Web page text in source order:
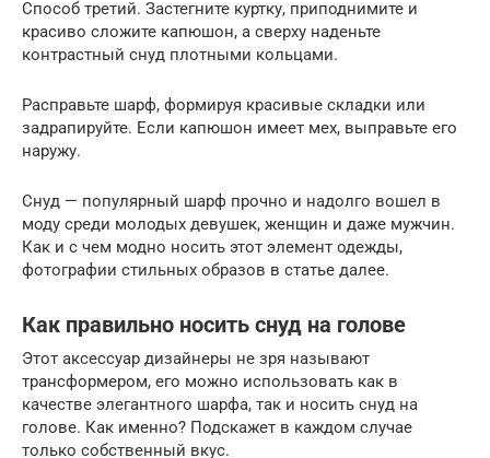
Способ третий. Застегните куртку, приподнимите и
красиво сложите капюшон, а сверху наденьте
контрастный снуд плотными кольцами.
Расправьте шарф, формируя красивые складки или
задрапируйте. Если капюшон имеет мех, выправьте его
наружу.
Снуд — популярный шарф прочно и надолго вошел в
моду среди молодых девушек, женщин и даже мужчин.
Как и с чем модно носить этот элемент одежды,
фотографии стильных образов в статье далее.
Как правильно носить снуд на голове
Этот аксессуар дизайнеры не зря называют
трансформером, его можно использовать как в
качестве элегантного шарфа, так и носить снуд на
голове. Как именно? Подскажет в каждом случае
только собственный вкус.